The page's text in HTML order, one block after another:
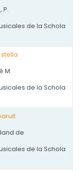
P.
de la Schola
M.
de la Schola
de
de la Schola